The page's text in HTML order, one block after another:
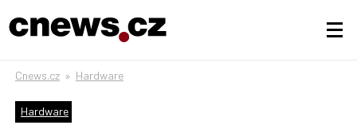
Cnews.cz » Hardware
Hardware